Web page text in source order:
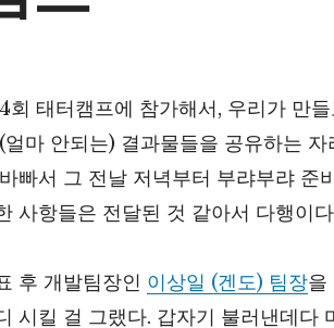
회 태터캠프에 참가해서, 우리가 만
얼마 안되는) 결과물들을 공유하는
빠서 그 전날 저녁부터 부랴부랴 준
사항들은 전달된 것 같아서 다행이
후 개발팀장인 이상일 (겐도) 팀장을
시킬 걸 그랬다. 갑자기 불러낸데다